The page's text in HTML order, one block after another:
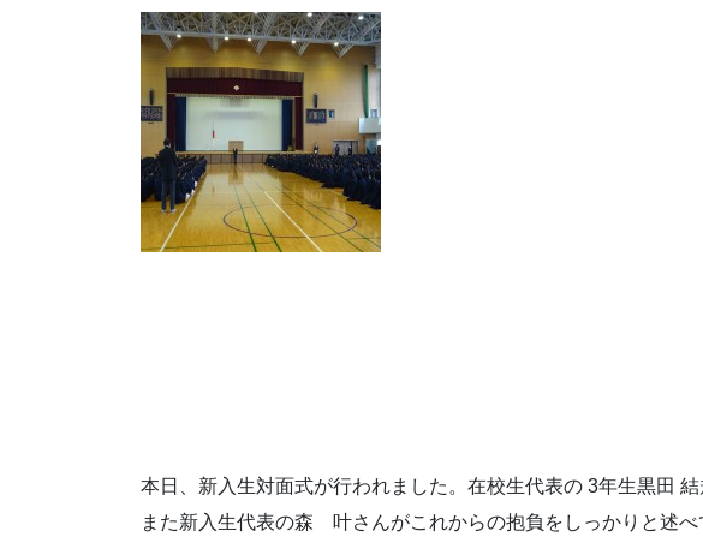
本日、新入生対面式が行われました。在校生代表の 3年生黒田
また新入生代表の森 叶さんがこれからの抱負をしっかりと述べ